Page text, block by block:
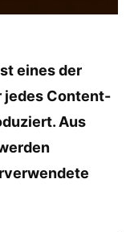
eines der
jedes Content-
Aus